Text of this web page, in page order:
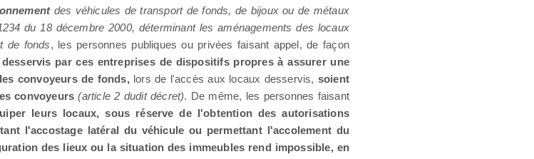
des véhicules de transport de fonds, de bijoux ou de métaux
du 18 décembre 2000, déterminant les aménagements des locaux
de fonds, les personnes publiques ou privées faisant appel, de façon
par ces entreprises de dispositifs propres à assurer une
convoyeurs de fonds,lors de l'accès aux locaux desservis, soient
convoyeurs(article 2 dudit décret). De même, les personnes faisant
leurs locaux, sous réserve de l'obtention des autorisations
l'accostage latéral du véhicule ou permettant l'accolement du
des lieux ou la situation des immeubles rend impossible, en